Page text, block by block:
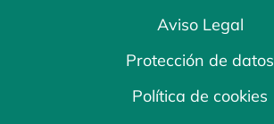
Aviso Legal
Protección de datos
Política de cookies